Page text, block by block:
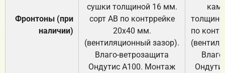
Фронтоны (при
наличии)
сушки толщиной 16 мм.
сорт АВ по контррейке
20х40 мм.
(вентиляционный зазор).
Влаго-ветрозащита
Ондутис А100. Монтаж
по